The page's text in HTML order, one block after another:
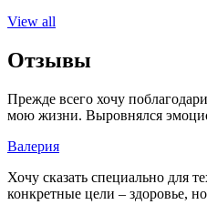
View all
Отзывы
Прежде всего хочу
мою жизни. Выровнялся
Валерия
Хочу сказать специально для
конкретные цели – здоровье,